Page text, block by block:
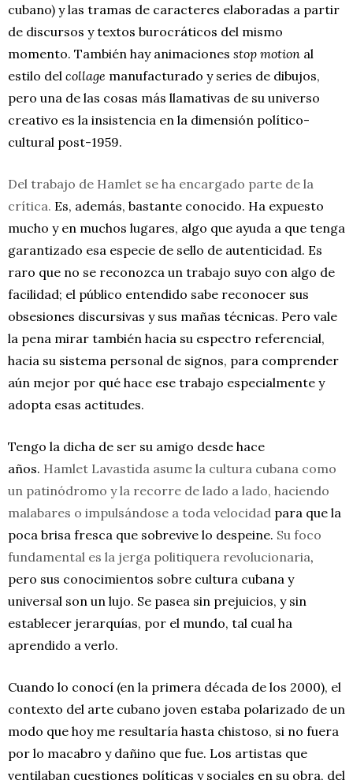
cubano) y las tramas de caracteres elaboradas a partir
de discursos y textos burocráticos del mismo
momento. También hay animaciones stop motion al
estilo del collage manufacturado y series de dibujos,
pero una de las cosas más llamativas de su universo
creativo es la insistencia en la dimensión político-
cultural post-1959.
Del trabajo de Hamlet se ha encargado parte de la
crítica. Es, además, bastante conocido. Ha expuesto
mucho y en muchos lugares, algo que ayuda a que tenga
garantizado esa especie de sello de autenticidad. Es
raro que no se reconozca un trabajo suyo con algo de
facilidad; el público entendido sabe reconocer sus
obsesiones discursivas y sus mañas técnicas. Pero vale
la pena mirar también hacia su espectro referencial,
hacia su sistema personal de signos, para comprender
aún mejor por qué hace ese trabajo especialmente y
adopta esas actitudes.
Tengo la dicha de ser su amigo desde hace
años. Hamlet Lavastida asume la cultura cubana como
un patinódromo y la recorre de lado a lado, haciendo
malabares o impulsándose a toda velocidad para que la
poca brisa fresca que sobrevive lo despeine. Su foco
fundamental es la jerga politiquera revolucionaria,
pero sus conocimientos sobre cultura cubana y
universal son un lujo. Se pasea sin prejuicios, y sin
establecer jerarquías, por el mundo, tal cual ha
aprendido a verlo.
Cuando lo conocí (en la primera década de los 2000), el
contexto del arte cubano joven estaba polarizado de un
modo que hoy me resultaría hasta chistoso, si no fuera
por lo macabro y dañino que fue. Los artistas que
ventilaban cuestiones políticas y sociales en su obra, del